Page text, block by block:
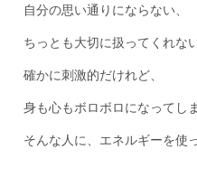
自分の思い通りにならない、
ちっとも大切に扱ってくれな
確かに刺激的だけれど、
身も心もボロボロになってし
そんな人に、エネルギーを使